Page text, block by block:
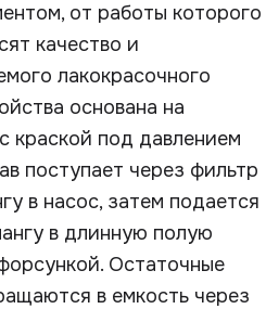
от работы которого
качество и
лакокрасочного
основана на
краской под давлением
поступает через фильтр
в насос, затем подается
в длинную полую
Остаточные
в емкость через